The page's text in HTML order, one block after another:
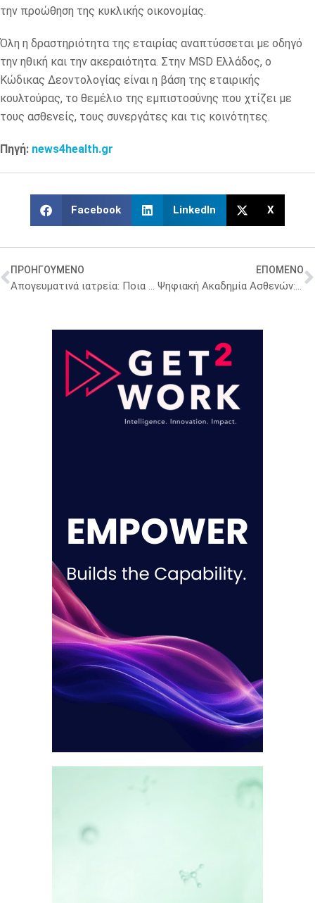
την προώθηση της κυκλικής οικονομίας.
Όλη η δραστηριότητα της εταιρίας αναπτύσσεται με οδηγό
την ηθική και την ακεραιότητα. Στην MSD Ελλάδος, ο
Κώδικας Δεοντολογίας είναι η βάση της εταιρικής
κουλτούρας, το θεμέλιο της εμπιστοσύνης που χτίζει με
τους ασθενείς, τους συνεργάτες και τις κοινότητες.
Πηγή: news4health.gr
Facebook LinkedIn X
ΠΡΟΗΓΟΥΜΕΝΟ ΕΠΟΜΕΝΟ